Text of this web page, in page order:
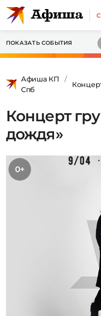
ПОКАЗАТЬ СОБЫТИЯ
Афиша КП
Спб
Концерт
дождя»
0+